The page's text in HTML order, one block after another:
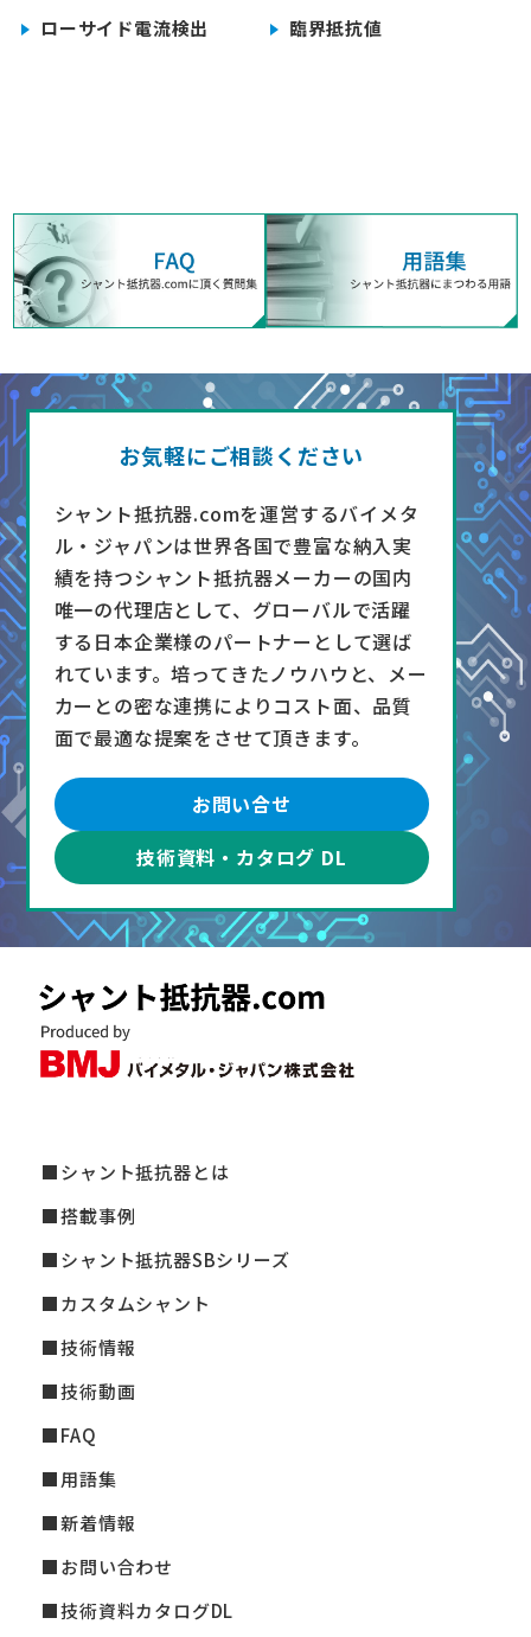
ローサイド電流検出 臨界抵抗値
お気軽にご相談ください
シャント抵抗器.comを運営するバイメタ
ル・ジャパンは世界各国で豊富な納入実
績を持つシャント抵抗器メーカーの国内
唯一の代理店として、グローバルで活躍
する日本企業様のパートナーとして選ば
れています。培ってきたノウハウと、メー
カーとの密な連携によりコスト面、品質
面で最適な提案をさせて頂きます。
お問い合せ
技術資料・カタログ DL
シャント抵抗器とは
搭載事例
シャント抵抗器SBシリーズ
カスタムシャント
技術情報
技術動画
FAQ
用語集
新着情報
お問い合わせ
技術資料カタログDL